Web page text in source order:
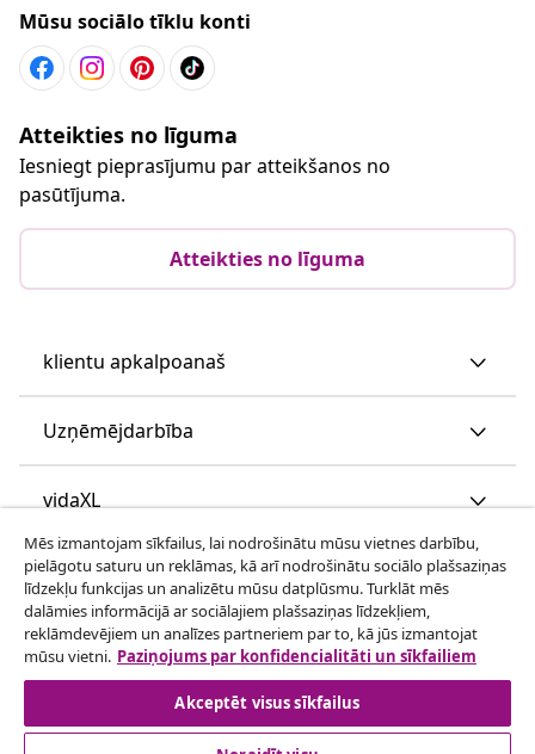
Mūsu sociālo tīklu konti
Atteikties no līguma
Iesniegt pieprasījumu par atteikšanos no
pasūtījuma.
Atteikties no līguma
klientu apkalpoanaš
Uzņēmējdarbība
vidaXL
Apskatiet vairāk
Mēs izmantojam sīkfailus, lai nodrošinātu mūsu vietnes darbību,
pielāgotu saturu un reklāmas, kā arī nodrošinātu sociālo plašsaziņas
līdzekļu funkcijas un analizētu mūsu datplūsmu. Turklāt mēs
dalāmies informācijā ar sociālajiem plašsaziņas līdzekļiem,
reklāmdevējiem un analīzes partneriem par to, kā jūs izmantojat
mūsu vietni. Paziņojums par konfidencialitāti un sīkfailiem
Akceptēt visus sīkfailus